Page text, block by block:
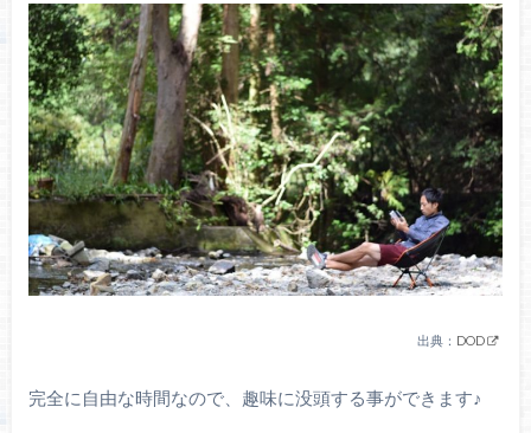
出典： DOD
完全に自由な時間なので、趣味に没頭する事ができます♪